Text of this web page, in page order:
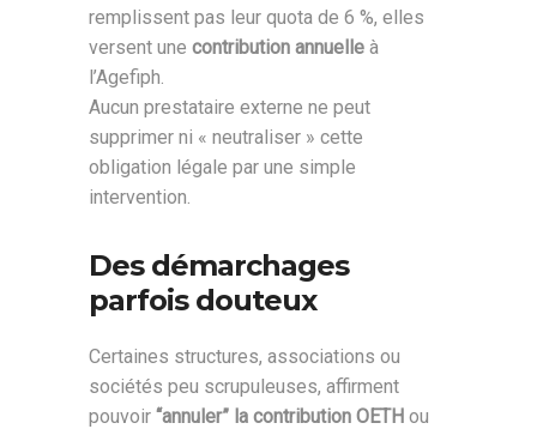
remplissent pas leur quota de 6 %, elles
versent une contribution annuelle à
l’Agefiph.
Aucun prestataire externe ne peut
supprimer ni « neutraliser » cette
obligation légale par une simple
intervention.
Des démarchages
parfois douteux
Certaines structures, associations ou
sociétés peu scrupuleuses, affirment
pouvoir “annuler” la contribution OETH ou